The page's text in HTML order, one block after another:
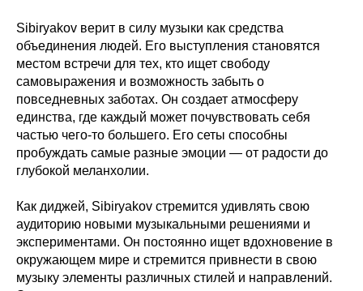
Sibiryakov верит в силу музыки как средства
объединения людей. Его выступления становятся
местом встречи для тех, кто ищет свободу
самовыражения и возможность забыть о
повседневных заботах. Он создает атмосферу
единства, где каждый может почувствовать себя
частью чего-то большего. Его сеты способны
пробуждать самые разные эмоции — от радости до
глубокой меланхолии.
Как диджей, Sibiryakov стремится удивлять свою
аудиторию новыми музыкальными решениями и
экспериментами. Он постоянно ищет вдохновение в
окружающем мире и стремится привнести в свою
музыку элементы различных стилей и направлений.